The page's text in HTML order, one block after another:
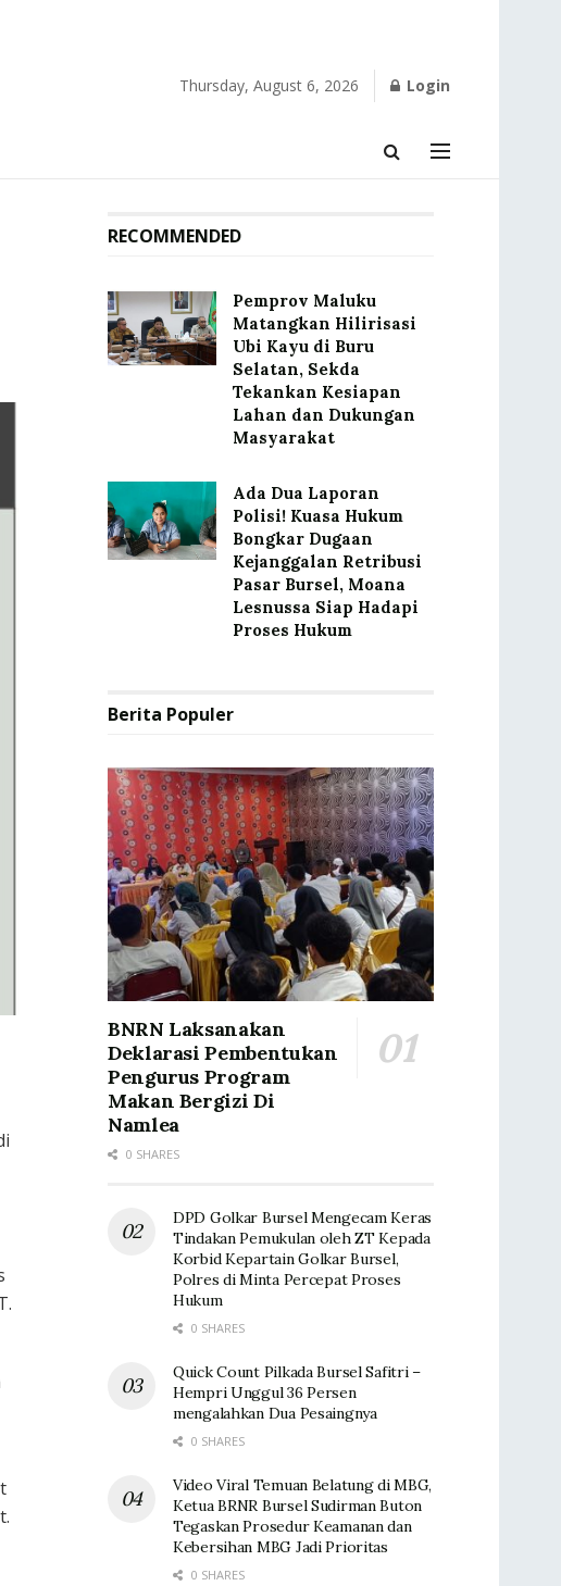
Thursday, August 6, 2026 Login
RECOMMENDED
‎Pemprov Maluku
Matangkan Hilirisasi
Ubi Kayu di Buru
Selatan, Sekda
Tekankan Kesiapan
Lahan dan Dukungan
Masyarakat
Ada Dua Laporan
Polisi! Kuasa Hukum
Bongkar Dugaan
Kejanggalan Retribusi
Pasar Bursel, Moana
Lesnussa Siap Hadapi
Proses Hukum
Berita Populer
BNRN Laksanakan
Deklarasi Pembentukan
Pengurus Program
Makan Bergizi Di
Namlea
0 SHARES
DPD Golkar Bursel Mengecam Keras
Tindakan Pemukulan oleh ZT Kepada
Korbid Kepartain Golkar Bursel,
Polres di Minta Percepat Proses
Hukum
0 SHARES
Quick Count Pilkada Bursel Safitri –
Hempri Unggul 36 Persen
mengalahkan Dua Pesaingnya
0 SHARES
Video Viral Temuan Belatung di MBG,
Ketua BRNR Bursel Sudirman Buton
Tegaskan Prosedur Keamanan dan
Kebersihan MBG Jadi Prioritas
0 SHARES